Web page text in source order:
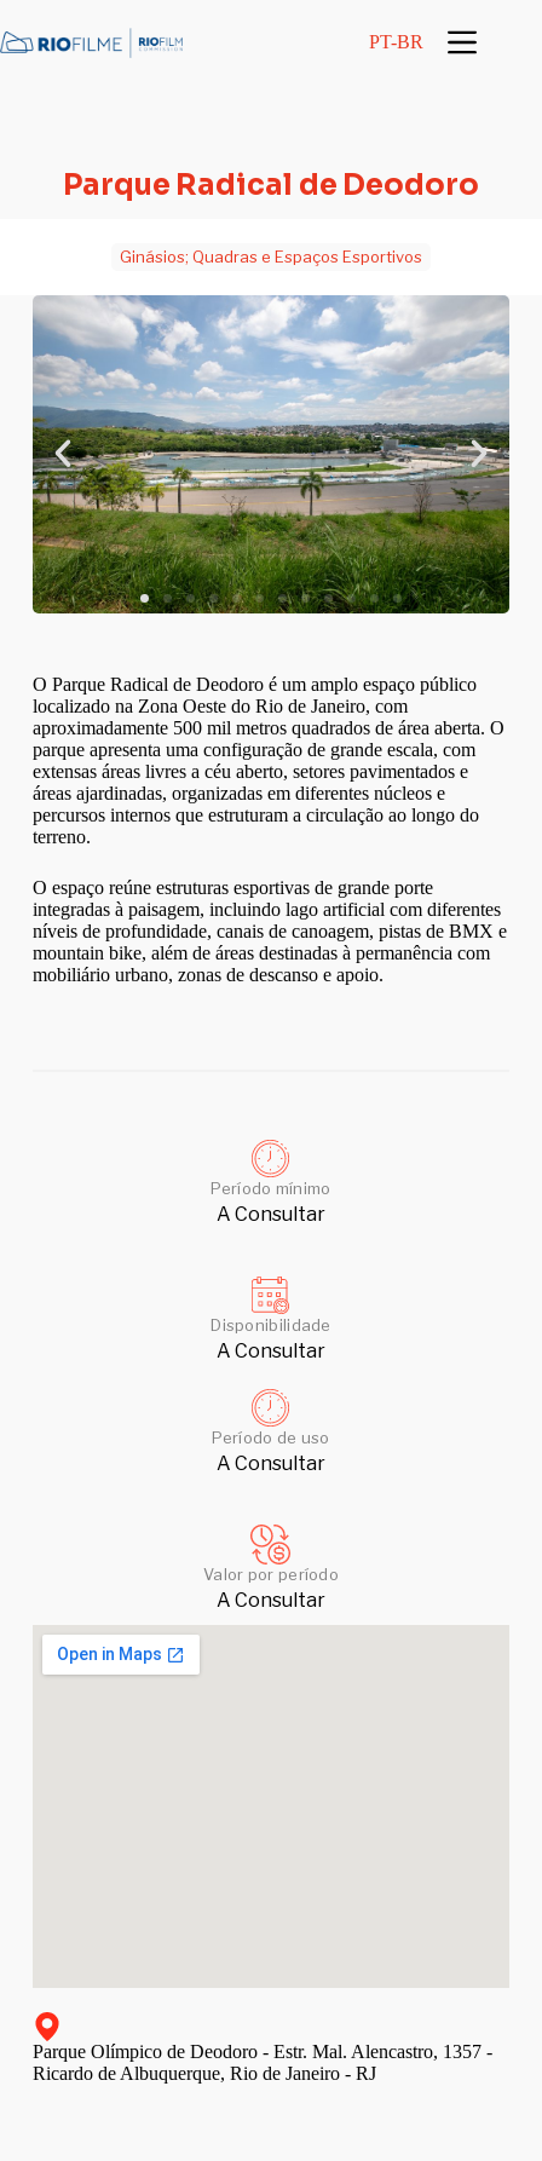
PT-BR
Parque Radical de Deodoro
Ginásios; Quadras e Espaços Esportivos
O Parque Radical de Deodoro é um amplo espaço público
localizado na Zona Oeste do Rio de Janeiro, com
aproximadamente 500 mil metros quadrados de área aberta. O
parque apresenta uma configuração de grande escala, com
extensas áreas livres a céu aberto, setores pavimentados e
áreas ajardinadas, organizadas em diferentes núcleos e
percursos internos que estruturam a circulação ao longo do
terreno.
O espaço reúne estruturas esportivas de grande porte
integradas à paisagem, incluindo lago artificial com diferentes
níveis de profundidade, canais de canoagem, pistas de BMX e
mountain bike, além de áreas destinadas à permanência com
mobiliário urbano, zonas de descanso e apoio.
Período mínimo
A Consultar
Disponibilidade
A Consultar
Período de uso
A Consultar
Valor por período
A Consultar
Parque Olímpico de Deodoro - Estr. Mal. Alencastro, 1357 -
Ricardo de Albuquerque, Rio de Janeiro - RJ